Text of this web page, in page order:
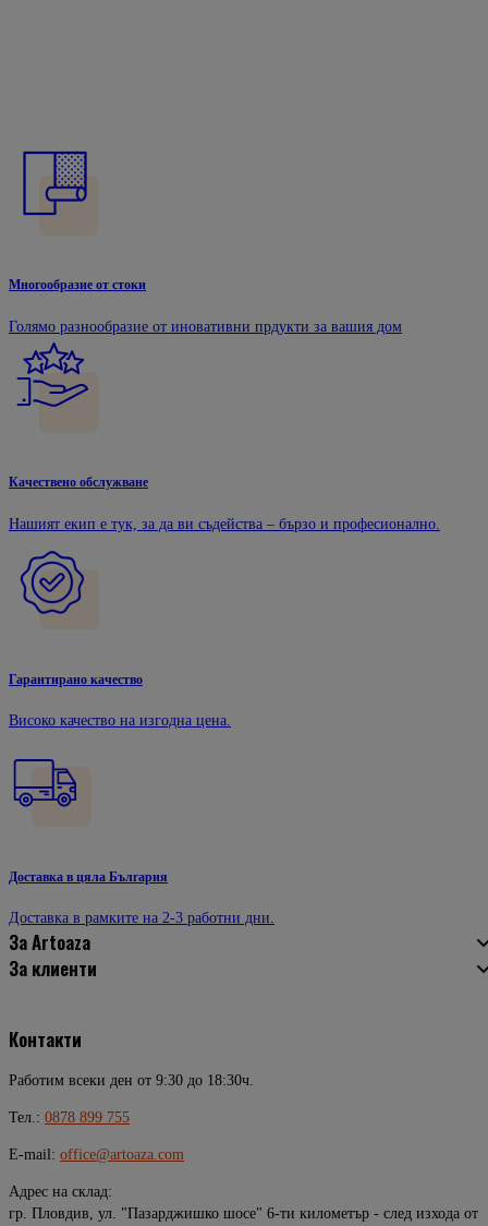
Многообразие от стоки
Голямо разнообразие от иновативни прдукти за вашия дом
Качествено обслужване
Нашият екип е тук, за да ви съдейства – бързо и професионално.
Гарантирано качество
Високо качество на изгодна цена.
Доставка в цяла България
Доставка в рамките на 2-3 работни дни.
За Artoaza
За клиенти
Контакти
Работим всеки ден от 9:30 до 18:30ч.
Тел.: 0878 899 755
E-mail: office@artoaza.com
Адрес на склад:
гр. Пловдив, ул. "Пазарджишко шосе" 6-ти километър - след изхода от